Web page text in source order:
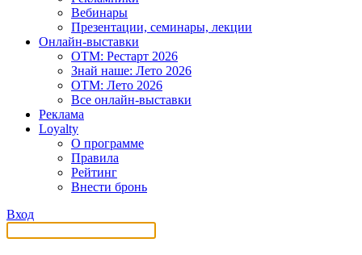
Вебинары
Презентации, семинары, лекции
Онлайн-выставки
OTM: Рестарт 2026
Знай наше: Лето 2026
OTM: Лето 2026
Все онлайн-выставки
Реклама
Loyalty
О программе
Правила
Рейтинг
Внести бронь
Вход